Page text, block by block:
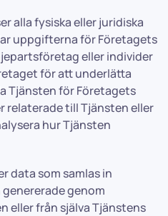
alla fysiska eller juridiska
uppgifterna för Företagets
eller individer
för att underlätta
Tjänsten för Företagets
relaterade till Tjänsten eller
hur Tjänsten
data som samlas in
genom
eller från själva Tjänstens